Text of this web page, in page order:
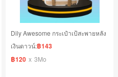
Dily Awesome กระเป๋าเป้สะพายหลัง
เงินดาวน์:฿143
฿120 x 3Mo